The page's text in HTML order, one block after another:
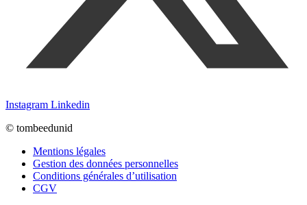
Instagram Linkedin
© tombeedunid
Mentions légales
Gestion des données personnelles
Conditions générales d’utilisation
CGV